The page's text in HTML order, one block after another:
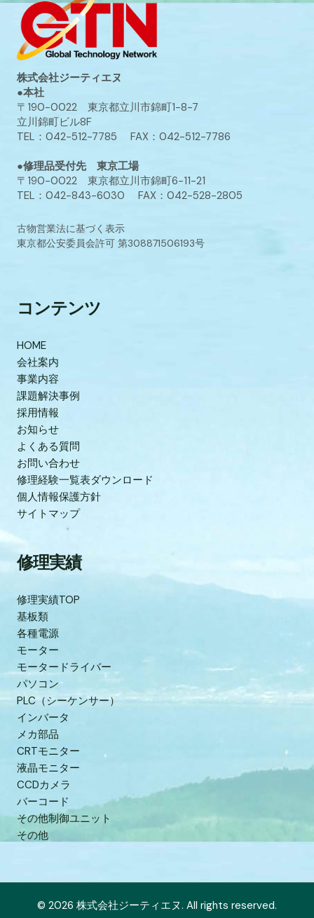
株式会社ジーティエヌ
●本社
〒190-0022 東京都立川市錦町1-8-7
立川錦町ビル8F
TEL：042-512-7785 FAX：042-512-7786
●修理品受付先 東京工場
〒190-0022 東京都立川市錦町6-11-21
TEL：042-843-6030 FAX：042-528-2805
古物営業法に基づく表示
東京都公安委員会許可 第308871506193号
コンテンツ
HOME
会社案内
事業内容
課題解決事例
採用情報
お知らせ
よくある質問
お問い合わせ
修理経験一覧表ダウンロード
個人情報保護方針
サイトマップ
修理実績
修理実績TOP
基板類
各種電源
モーター
モータードライバー
パソコン
PLC（シーケンサー）
インバータ
メカ部品
CRTモニター
液晶モニター
CCDカメラ
バーコード
その他制御ユニット
その他
© 2026 株式会社ジーティエヌ. All rights reserved.